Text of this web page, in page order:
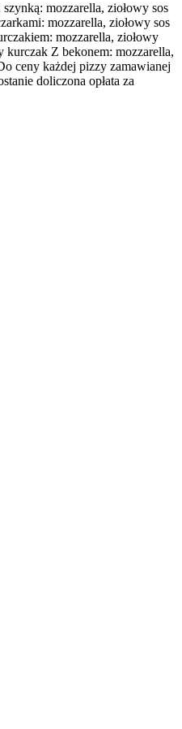
mozzarella, ziołowy sos
mozzarella, ziołowy sos
mozzarella, ziołowy
Z bekonem: mozzarella,
ceny każdej pizzy zamawianej
doliczona opłata za